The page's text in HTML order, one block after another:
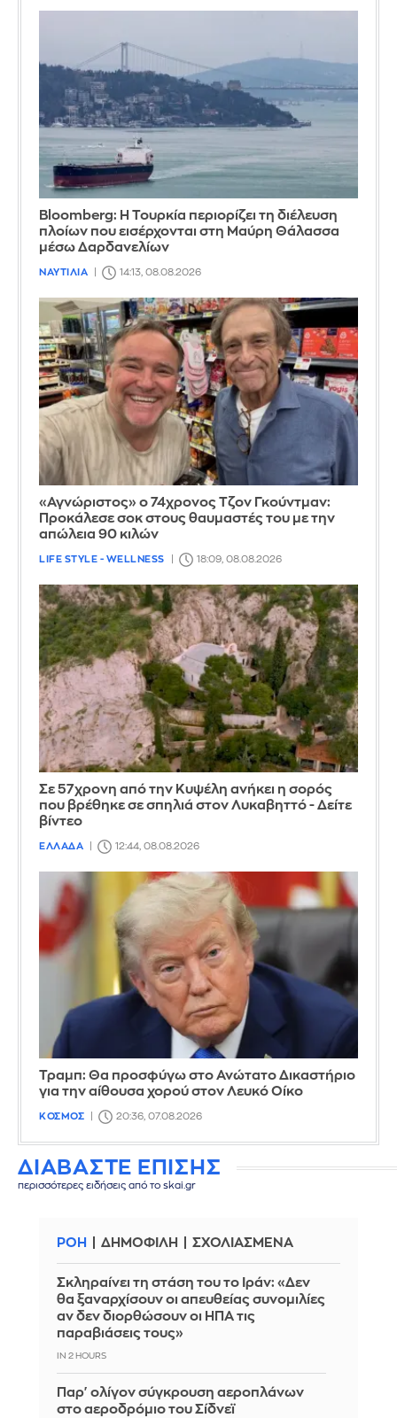
Bloomberg: Η Τουρκία περιορίζει τη διέλευση
πλοίων που εισέρχονται στη Μαύρη Θάλασσα
μέσω Δαρδανελίων
ΝΑΥΤΙΛΙΑ 14:13, 08.08.2026
«Αγνώριστος» ο 74χρονος Τζον Γκούντμαν:
Προκάλεσε σοκ στους θαυμαστές του με την
απώλεια 90 κιλών
LIFE STYLE - WELLNESS 18:09, 08.08.2026
Σε 57χρονη από την Κυψέλη ανήκει η σορός
που βρέθηκε σε σπηλιά στον Λυκαβηττό - Δείτε
βίντεο
ΕΛΛΑΔΑ 12:44, 08.08.2026
Τραμπ: Θα προσφύγω στο Ανώτατο Δικαστήριο
για την αίθουσα χορού στον Λευκό Οίκο
ΚΟΣΜΟΣ 20:36, 07.08.2026
ΔΙΑΒΑΣΤΕ ΕΠΙΣΗΣ
περισσότερες ειδήσεις από το skai.gr
ΡΟΗ ΔΗΜΟΦΙΛΗ ΣΧΟΛΙΑΣΜΕΝΑ
Σκληραίνει τη στάση του το Ιράν: «Δεν
θα ξαναρχίσουν οι απευθείας συνομιλίες
αν δεν διορθώσουν οι ΗΠΑ τις
παραβιάσεις τους»
IN 2 HOURS
Παρ' ολίγον σύγκρουση αεροπλάνων
στο αεροδρόμιο του Σίδνεϊ